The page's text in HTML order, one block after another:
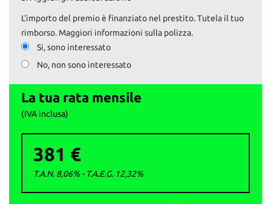
- Controllo pressione pneumatici
Il prezzo esposto comprende il tagliando preconsegna e la
revisione, se necessaria.
Il passaggio è escluso.
I nostri servizi:
- Permute e ritiro usato con pagamento immediato
- Finanziamenti personalizzati
- Passaggi di proprietà istantanei
L'importo del premio è finanziato nel prestito. Tutela il tuo
rimborso. Maggiori informazioni sulla polizza.
Si, sono interessato
No, non sono interessato
La tua rata mensile
(IVA inclusa)
381 €
T.A.N. 8,06% - T.A.E.G. 12,32%